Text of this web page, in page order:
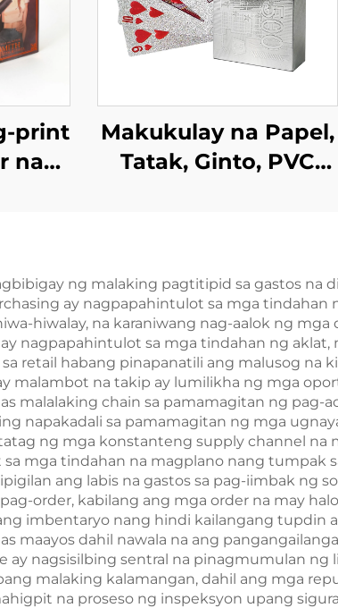
print
na
Makukulay na Papel,
Tatak, Ginto, PVC
Nababasa na may
Kahon na May Pag-
print sa Harap at
Likod
ng malaking pagtitipid sa gastos na
ay nagpapahintulot sa mga tindahan
hiwalay, na karaniwang nag-aalok ng
nagpapahintulot sa mga tindahan ng
retail habang pinapanatili ang malusog na
malambot na takip ay lumilikha ng mga
malalaking chain sa pamamagitan ng pag-
napakadali sa pamamagitan ng mga
ng mga konstanteng supply channel na
mga tindahan na magplano nang tumpak
ang labis na gastos sa pag-iimbak ng
order, kabilang ang mga order na may
imbentaryo nang hindi kailangang tupdin
maayos dahil nawala na ang
ay nagsisilbing sentral na pinagmumulan ng
malaking kalamangan, dahil ang mga
na proseso ng inspeksyon upang